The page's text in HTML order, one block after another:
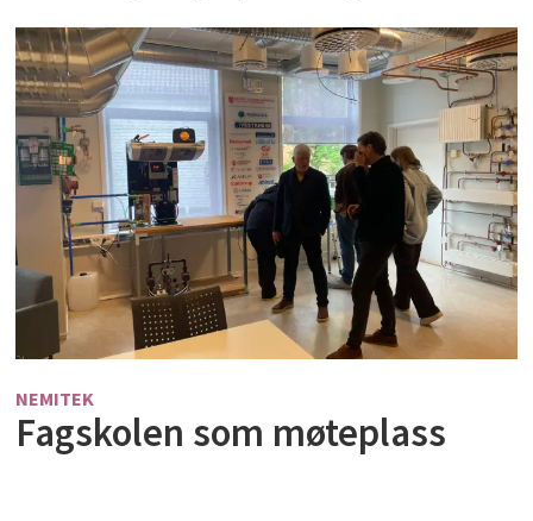
NEMITEK
Fagskolen som møteplass